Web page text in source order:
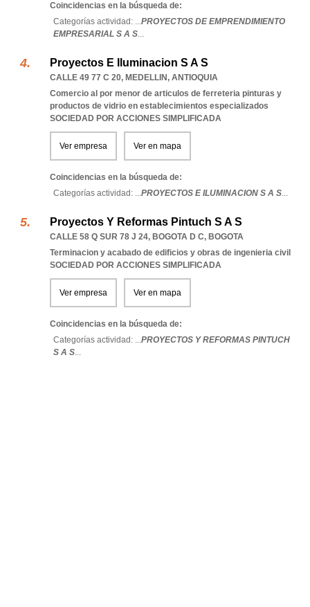
Coincidencias en la búsqueda de:
Categorías actividad: ...PROYECTOS DE EMPRENDIMIENTO
EMPRESARIAL S A S...
Proyectos E Iluminacion S A S
CALLE 49 77 C 20, MEDELLIN, ANTIOQUIA
Comercio al por menor de articulos de ferreteria pinturas y
productos de vidrio en establecimientos especializados
SOCIEDAD POR ACCIONES SIMPLIFICADA
Ver empresa Ver en mapa
Coincidencias en la búsqueda de:
Categorías actividad: ...PROYECTOS E ILUMINACION S A S...
Proyectos Y Reformas Pintuch S A S
CALLE 58 Q SUR 78 J 24, BOGOTA D C, BOGOTA
Terminacion y acabado de edificios y obras de ingenieria civil
SOCIEDAD POR ACCIONES SIMPLIFICADA
Ver empresa Ver en mapa
Coincidencias en la búsqueda de:
Categorías actividad: ...PROYECTOS Y REFORMAS PINTUCH
S A S...